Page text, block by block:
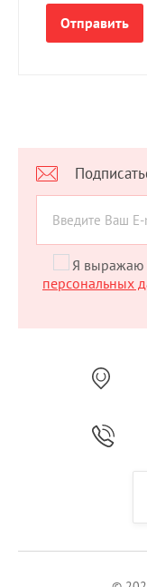
Я выражаю
персональных